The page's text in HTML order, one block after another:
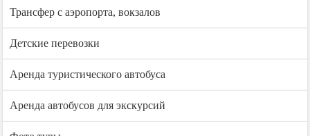
Трансфер с аэропорта, вокзалов
Детские перевозки
Аренда туристического автобуса
Аренда автобусов для экскурсий